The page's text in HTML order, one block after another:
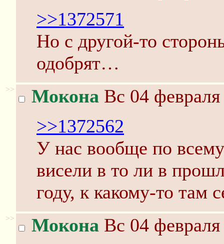
>>1372571
Но с другой-то
одобрят…
>> Мокона Вс 04
>>1372562
У нас вообще по
висели в то ли в
году, к какому-то там
>> Мокона Вс 04